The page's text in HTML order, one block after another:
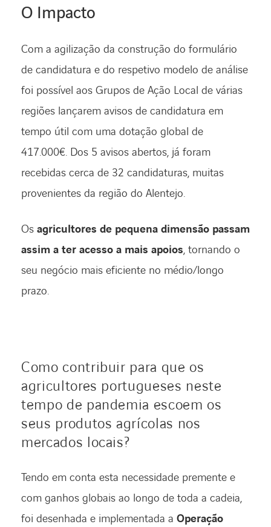
O Impacto
Com a agilização da construção do formulário
de candidatura e do respetivo modelo de análise
foi possível aos Grupos de Ação Local de várias
regiões lançarem avisos de candidatura em
tempo útil com uma dotação global de
417.000€. Dos 5 avisos abertos, já foram
recebidas cerca de 32 candidaturas, muitas
provenientes da região do Alentejo.
Os agricultores de pequena dimensão passam
assim a ter acesso a mais apoios, tornando o
seu negócio mais eficiente no médio/longo
prazo.
Como contribuir para que os
agricultores portugueses neste
tempo de pandemia escoem os
seus produtos agrícolas nos
mercados locais?
Tendo em conta esta necessidade premente e
com ganhos globais ao longo de toda a cadeia,
foi desenhada e implementada a Operação